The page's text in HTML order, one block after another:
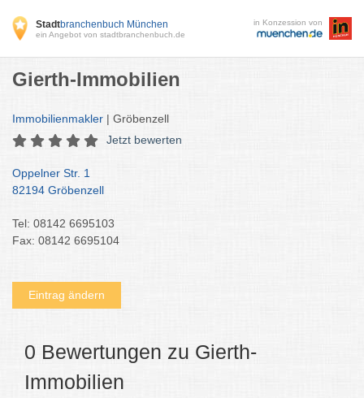
Stadtbranchenbuch München
ein Angebot von stadtbranchenbuch.de
in Konzession von
Gierth-Immobilien
Immobilienmakler | Gröbenzell
Jetzt bewerten
Oppelner Str. 1
82194 Gröbenzell
Tel: 08142 6695103
Fax: 08142 6695104
Eintrag ändern
0 Bewertungen zu Gierth-
Immobilien